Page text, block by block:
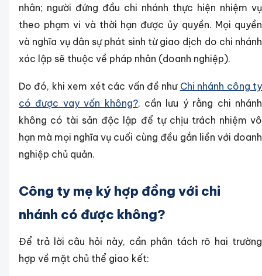
nhân; người đứng đầu chi nhánh thực hiện nhiệm vụ
theo phạm vi và thời hạn được ủy quyền. Mọi quyền
và nghĩa vụ dân sự phát sinh từ giao dịch do chi nhánh
xác lập sẽ thuộc về pháp nhân (doanh nghiệp).
Do đó, khi xem xét các vấn đề như Chi nhánh công ty
có được vay vốn không?, cần lưu ý rằng chi nhánh
không có tài sản độc lập để tự chịu trách nhiệm vô
hạn mà mọi nghĩa vụ cuối cùng đều gắn liền với doanh
nghiệp chủ quản.
Công ty mẹ ký hợp đồng với chi
nhánh có được không?
Để trả lời câu hỏi này, cần phân tách rõ hai trường
hợp về mặt chủ thể giao kết: